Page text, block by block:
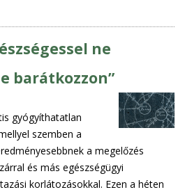
ne
barátkozzon”
gyógyíthatatlan
szemben a
a megelőzés
és más egészségügyi
korlátozásokkal. Ezen a héten